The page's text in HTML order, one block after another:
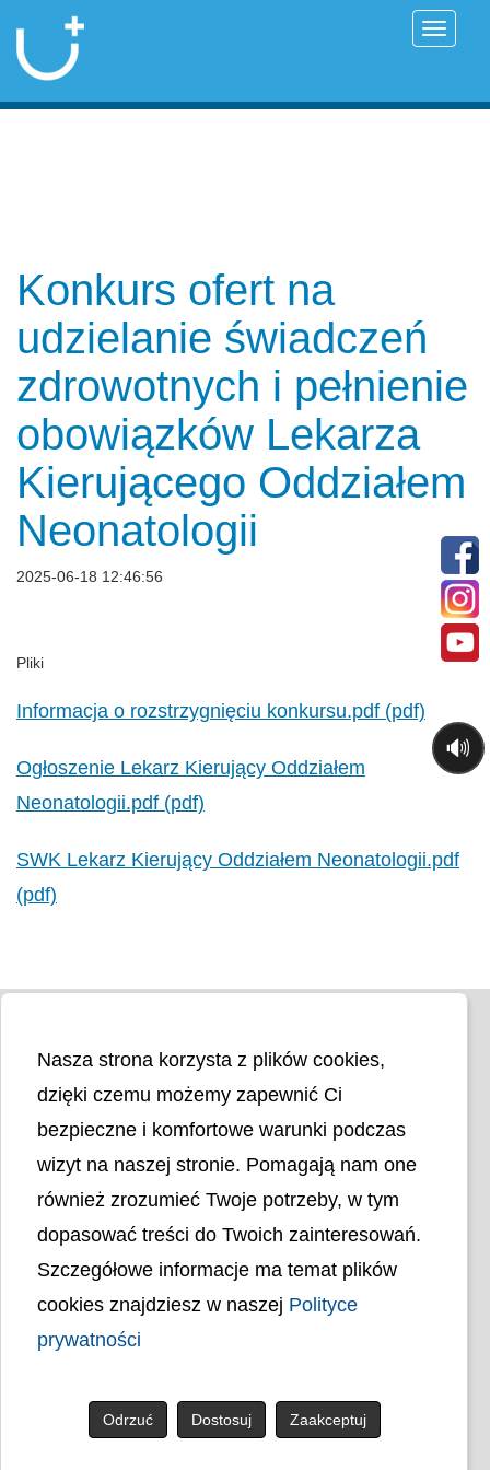
Konkurs ofert na
udzielanie świadczeń
zdrowotnych i pełnienie
obowiązków Lekarza
Kierującego Oddziałem
Neonatologii
2025-06-18 12:46:56
Pliki
Informacja o rozstrzygnięciu konkursu.pdf (pdf)
Ogłoszenie Lekarz Kierujący Oddziałem
Neonatologii.pdf (pdf)
SWK Lekarz Kierujący Oddziałem Neonatologii.pdf
(pdf)
Liczba odwiedzin
Polityka prywatności
Mapa strony
Ochrona Danych Osobowych
Deklaracja Dostępności
© uck.katowice.pl.
Nasza strona korzysta z plików cookies,
dzięki czemu możemy zapewnić Ci
bezpieczne i komfortowe warunki podczas
wizyt na naszej stronie. Pomagają nam one
również zrozumieć Twoje potrzeby, w tym
dopasować treści do Twoich zainteresowań.
Szczegółowe informacje ma temat plików
cookies znajdziesz w naszej Polityce
prywatności
Odrzuć Dostosuj Zaakceptuj
🔊